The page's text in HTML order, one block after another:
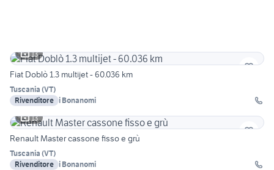
13
Fiat Doblò 1.3 multijet - 60.036 km
Tuscania (VT)
Rivenditore i Bonanomi
13
Renault Master cassone fisso e grù
Tuscania (VT)
Rivenditore i Bonanomi